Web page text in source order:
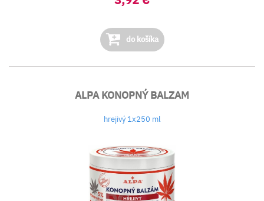
do košíka
ALPA KONOPNÝ BALZAM
hrejivý 1x250 ml